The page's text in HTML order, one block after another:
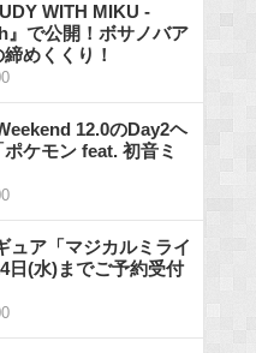
WITH MIKU -
』で公開！ボサノバア
めくくり！
12.0のDay2ヘ
ケモン feat. 初音ミ
ュア「マジカルミライ
日(水)までご予約受付